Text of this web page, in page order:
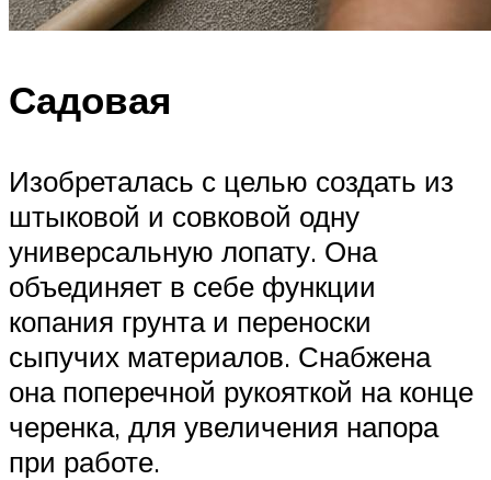
Садовая
Изобреталась с целью создать из
штыковой и совковой одну
универсальную лопату. Она
объединяет в себе функции
копания грунта и переноски
сыпучих материалов. Снабжена
она поперечной рукояткой на конце
черенка, для увеличения напора
при работе.